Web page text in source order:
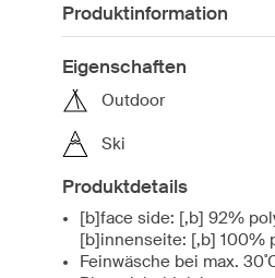
Produktinformation
Eigenschaften
Outdoor
Ski
Produktdetails
[b]face side: [,b] 92%
[b]innenseite: [,b] 100%
Feinwäsche bei max.